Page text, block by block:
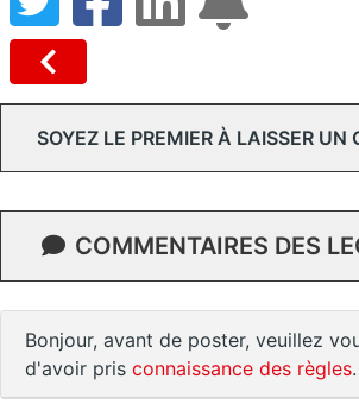
SOYEZ LE PREMIER À LAISSER UN
COMMENTAIRES DES
Bonjour, avant de poster, veuillez
d'avoir pris connaissance des règles.